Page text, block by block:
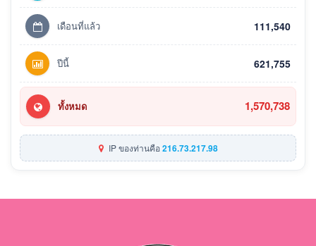
เดือนที่แล้ว 111,540
ปีนี้ 621,755
ทั้งหมด 1,570,738
IP ของท่านคือ216.73.217.98